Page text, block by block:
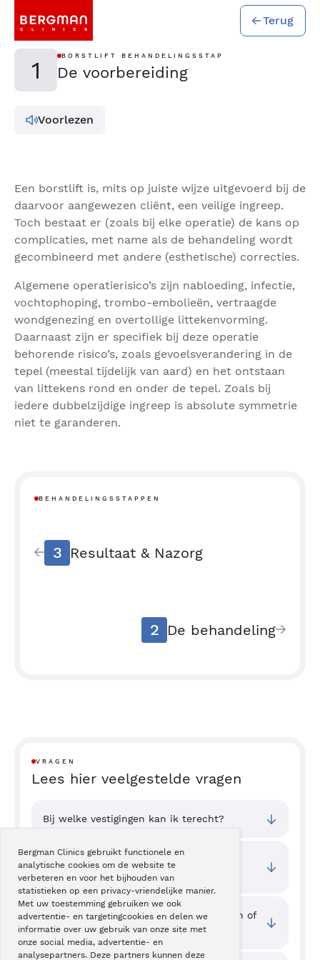
Bergman Clinics gebruikt functionele en
analytische cookies om de website te
verbeteren en voor het bijhouden van
statistieken op een privacy-vriendelijke manier.
Met uw toestemming gebruiken we ook
advertentie- en targetingcookies en delen we
informatie over uw gebruik van onze site met
onze social media, advertentie- en
analysepartners. Deze partners kunnen deze
Terug
1 BORSTLIFT BEHANDELINGSSTAP
De voorbereiding
Voorlezen
Een borstlift is, mits op juiste wijze uitgevoerd bij de
daarvoor aangewezen cliënt, een veilige ingreep.
Toch bestaat er (zoals bij elke operatie) de kans op
complicaties, met name als de behandeling wordt
gecombineerd met andere (esthetische) correcties.
Algemene operatierisico’s zijn nabloeding, infectie,
vochtophoping, trombo-embolieën, vertraagde
wondgenezing en overtollige littekenvorming.
Daarnaast zijn er specifiek bij deze operatie
behorende risico’s, zoals gevoelsverandering in de
tepel (meestal tijdelijk van aard) en het ontstaan
van littekens rond en onder de tepel. Zoals bij
iedere dubbelzijdige ingreep is absolute symmetrie
niet te garanderen.
BEHANDELINGSSTAPPEN
3 Resultaat & Nazorg
2 De behandeling
VRAGEN
Lees hier veelgestelde vragen
Bij welke vestigingen kan ik terecht?
Wat zijn de toegangstijden van deze
behandeling?
Waar kan ik ervaringen van cliënten zien of
mijn ervaring delen?